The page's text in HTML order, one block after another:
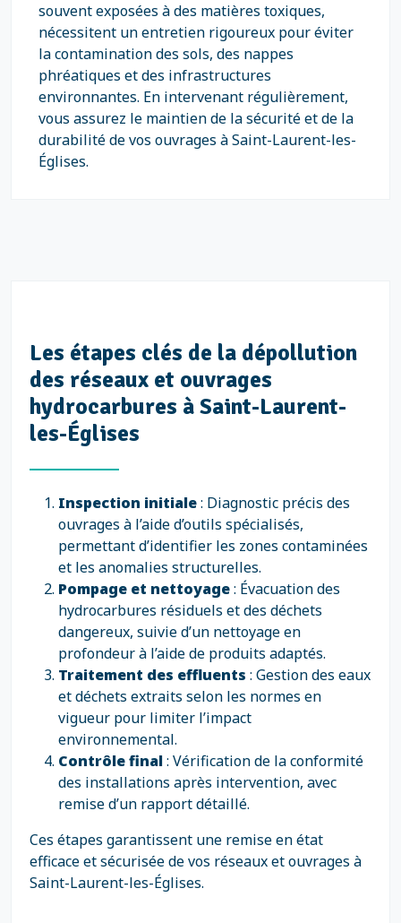
souvent exposées à des matières toxiques,
nécessitent un entretien rigoureux pour éviter
la contamination des sols, des nappes
phréatiques et des infrastructures
environnantes. En intervenant régulièrement,
vous assurez le maintien de la sécurité et de la
durabilité de vos ouvrages à Saint-Laurent-les-
Églises.
Les étapes clés de la dépollution
des réseaux et ouvrages
hydrocarbures à Saint-Laurent-
les-Églises
Inspection initiale: Diagnostic précis des
ouvrages à l’aide d’outils spécialisés,
permettant d’identifier les zones contaminées
et les anomalies structurelles.
Pompage et nettoyage: Évacuation des
hydrocarbures résiduels et des déchets
dangereux, suivie d’un nettoyage en
profondeur à l’aide de produits adaptés.
Traitement des effluents : Gestion des eaux
et déchets extraits selon les normes en
vigueur pour limiter l’impact
environnemental.
Contrôle final: Vérification de la conformité
des installations après intervention, avec
remise d’un rapport détaillé.
Ces étapes garantissent une remise en état
efficace et sécurisée de vos réseaux et ouvrages à
Saint-Laurent-les-Églises.